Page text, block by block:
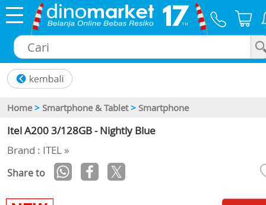
Home > Smartphone & Tablet > Smartphone
Itel A200 3/128GB - Nightly Blue
Brand : ITEL »
Share to